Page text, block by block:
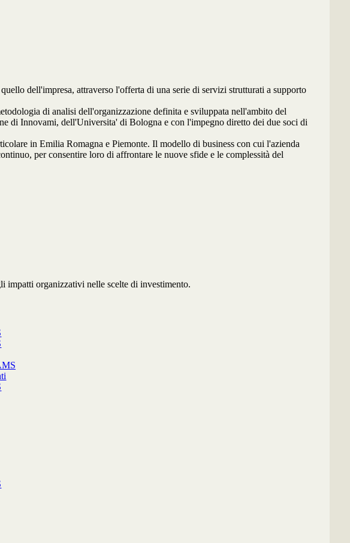
dell'impresa, attraverso l'offerta di una serie di servizi strutturati a supporto
di analisi dell'organizzazione definita e sviluppata nell'ambito del
di Innovami, dell'Universita' di Bologna e con l'impegno diretto dei due soci di
in Emilia Romagna e Piemonte. Il modello di business con cui l'azienda
per consentire loro di affrontare le nuove sfide e le complessità del
impatti organizzativi nelle scelte di investimento.